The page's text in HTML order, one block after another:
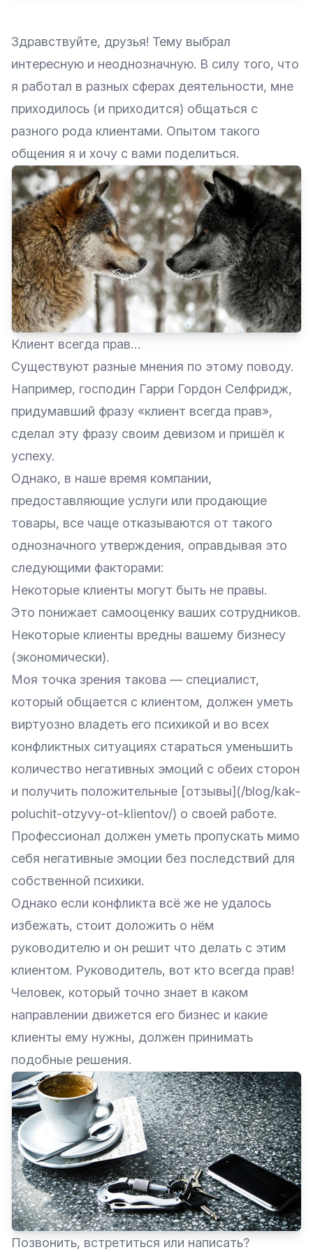
Здравствуйте, друзья! Тему выбрал
интересную и неоднозначную. В силу того, что
я работал в разных сферах деятельности, мне
приходилось (и приходится) общаться с
разного рода клиентами. Опытом такого
общения я и хочу с вами поделиться.
Клиент всегда прав…
Существуют разные мнения по этому поводу.
Например, господин Гарри Гордон Селфридж,
придумавший фразу «клиент всегда прав»,
сделал эту фразу своим девизом и пришёл к
успеху.
Однако, в наше время компании,
предоставляющие услуги или продающие
товары, все чаще отказываются от такого
однозначного утверждения, оправдывая это
следующими факторами:
Некоторые клиенты могут быть не правы.
Это понижает самооценку ваших сотрудников.
Некоторые клиенты вредны вашему бизнесу
(экономически).
Моя точка зрения такова — специалист,
который общается с клиентом, должен уметь
виртуозно владеть его психикой и во всех
конфликтных ситуациях стараться уменьшить
количество негативных эмоций с обеих сторон
и получить положительные [отзывы](/blog/kak-
poluchit-otzyvy-ot-klientov/) о своей работе.
Профессионал должен уметь пропускать мимо
себя негативные эмоции без последствий для
собственной психики.
Однако если конфликта всё же не удалось
избежать, стоит доложить о нём
руководителю и он решит что делать с этим
клиентом. Руководитель, вот кто всегда прав!
Человек, который точно знает в каком
направлении движется его бизнес и какие
клиенты ему нужны, должен принимать
подобные решения.
Позвонить, встретиться или написать?